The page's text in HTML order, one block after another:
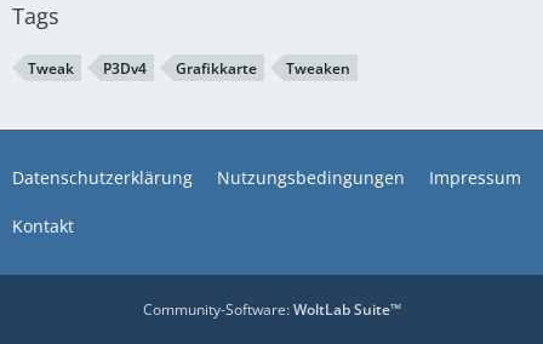
Tags
Tweak P3Dv4 Grafikkarte Tweaken
Datenschutzerklärung Nutzungsbedingungen Impressum
Kontakt
Community-Software:WoltLab Suite™